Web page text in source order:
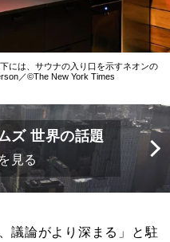
には、サウナの入り口を示すネオンの
／©The New York Times
ズ 世界の話題
見る
議論がより深まる」と駐